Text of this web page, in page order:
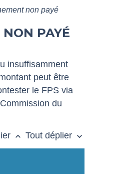
non payé
PAYÉ
insuffisamment
peut être
le FPS via
du
keyboard_arrow_up Tout déplier keyboard_arrow_down